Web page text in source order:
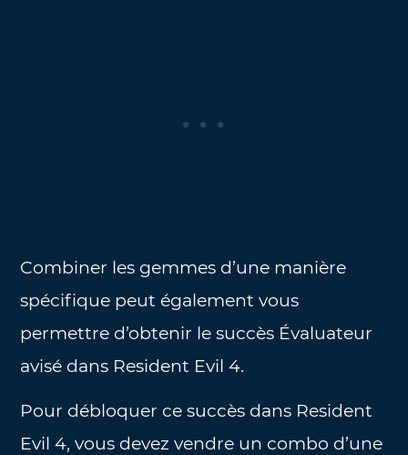
Combiner les gemmes d’une manière
spécifique peut également vous
permettre d’obtenir le succès Évaluateur
avisé dans Resident Evil 4.
Pour débloquer ce succès dans Resident
Evil 4, vous devez vendre un combo d’une